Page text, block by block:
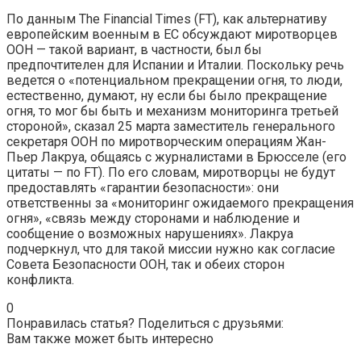
По данным The Financial Times (FT), как альтернативу
европейским военным в ЕС обсуждают миротворцев
ООН — такой вариант, в частности, был бы
предпочтителен для Испании и Италии. Поскольку речь
ведется о «потенциальном прекращении огня, то люди,
естественно, думают, ну если бы было прекращение
огня, то мог бы быть и механизм мониторинга третьей
стороной», сказал 25 марта заместитель генерального
секретаря ООН по миротворческим операциям Жан-
Пьер Лакруа, общаясь с журналистами в Брюсселе (его
цитаты — по FT). По его словам, миротворцы не будут
предоставлять «гарантии безопасности»: они
ответственны за «мониторинг ожидаемого прекращения
огня», «связь между сторонами и наблюдение и
сообщение о возможных нарушениях». Лакруа
подчеркнул, что для такой миссии нужно как согласие
Совета Безопасности ООН, так и обеих сторон
конфликта.
0
Понравилась статья? Поделиться с друзьями:
Вам также может быть интересно